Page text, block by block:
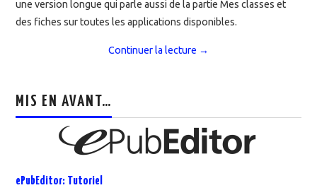
une version longue qui parle aussi de la partie Mes classes et
des fiches sur toutes les applications disponibles.
Continuer la lecture →
MIS EN AVANT…
ePubEditor: Tutoriel